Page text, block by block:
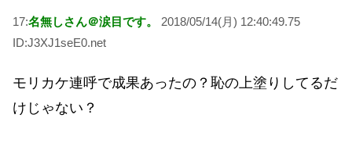
17:名無しさん＠涙目です。
2018/05/14(月) 12:40:49.75
ID:J3XJ1seE0.net
モリカケ連呼で成果あったの？恥の上塗りしてるだ
けじゃない？